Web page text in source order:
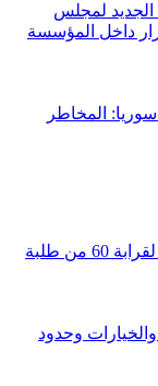
الجديد لمجلس
داخل المؤسسة
المخاطر
مركز الحوار السوري يُنظّم دورة تدريبية لقرابة 60 من طلبة
والخيارات وحدود